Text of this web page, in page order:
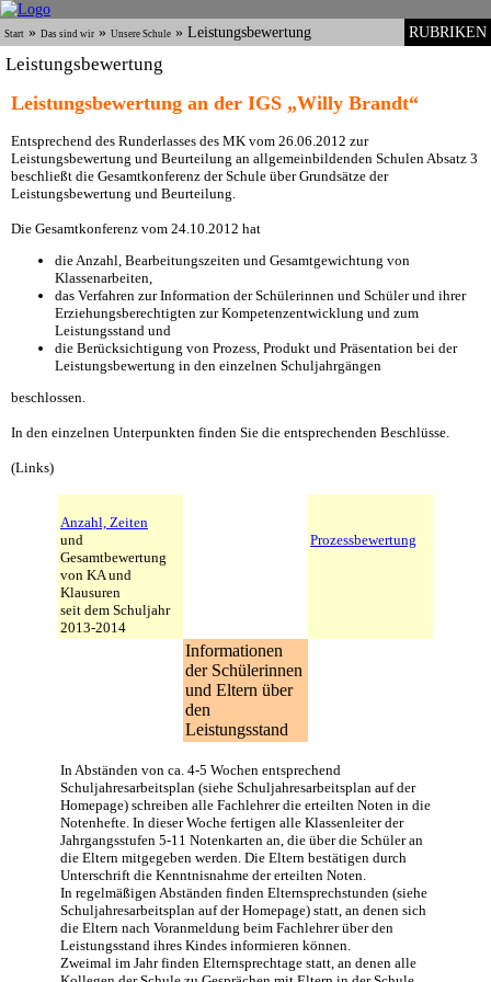
RUBRIKEN
Start » Das sind wir » Unsere Schule » Leistungsbewertung
Leistungsbewertung
Leistungsbewertung an der IGS „Willy Brandt“
Entsprechend des Runderlasses des MK vom 26.06.2012 zur
Leistungsbewertung und Beurteilung an allgemeinbildenden Schulen Absatz 3
beschließt die Gesamtkonferenz der Schule über Grundsätze der
Leistungsbewertung und Beurteilung.
Die Gesamtkonferenz vom 24.10.2012 hat
die Anzahl, Bearbeitungszeiten und Gesamtgewichtung von
Klassenarbeiten,
das Verfahren zur Information der Schülerinnen und Schüler und ihrer
Erziehungsberechtigten zur Kompetenzentwicklung und zum
Leistungsstand und
die Berücksichtigung von Prozess, Produkt und Präsentation bei der
Leistungsbewertung in den einzelnen Schuljahrgängen
beschlossen.
In den einzelnen Unterpunkten finden Sie die entsprechenden Beschlüsse.
(Links)
Anzahl, Zeiten
und
Gesamtbewertung
von KA und
Klausuren
seit dem Schuljahr
2013-2014
Prozessbewertung
Informationen
der Schülerinnen
und Eltern über
den
Leistungsstand
In Abständen von ca. 4-5 Wochen entsprechend
Schuljahresarbeitsplan (siehe Schuljahresarbeitsplan auf der
Homepage) schreiben alle Fachlehrer die erteilten Noten in die
Notenhefte. In dieser Woche fertigen alle Klassenleiter der
Jahrgangsstufen 5-11 Notenkarten an, die über die Schüler an
die Eltern mitgegeben werden. Die Eltern bestätigen durch
Unterschrift die Kenntnisnahme der erteilten Noten.
In regelmäßigen Abständen finden Elternsprechstunden (siehe
Schuljahresarbeitsplan auf der Homepage) statt, an denen sich
die Eltern nach Voranmeldung beim Fachlehrer über den
Leistungsstand ihres Kindes informieren können.
Zweimal im Jahr finden Elternsprechtage statt, an denen alle